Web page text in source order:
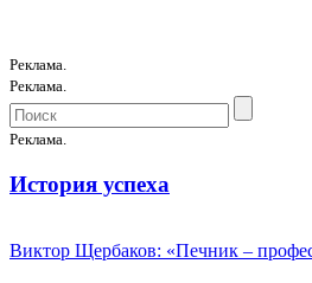
Реклама.
Реклама.
Реклама.
История успеха
Виктор Щербаков: «Печник –